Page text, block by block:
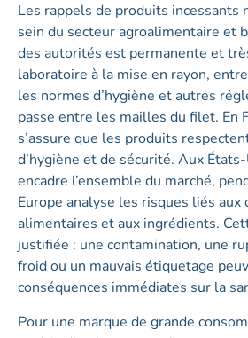
Les rappels de produits incessants
sein du secteur agroalimentaire et
des autorités est permanente et
laboratoire à la mise en rayon,
les normes d’hygiène et autres
passe entre les mailles du filet. En
s’assure que les produits
d’hygiène et de sécurité. Aux
encadre l’ensemble du marché,
Europe analyse les risques liés aux
alimentaires et aux ingrédients.
justifiée : une contamination, une
froid ou un mauvais étiquetage
conséquences immédiates sur la
Pour une marque de grande